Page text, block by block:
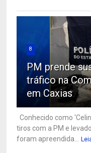
8
PM prende
tráfico na
em Caxias
Conhecido como
tiros com a PM e
foram apreendida...